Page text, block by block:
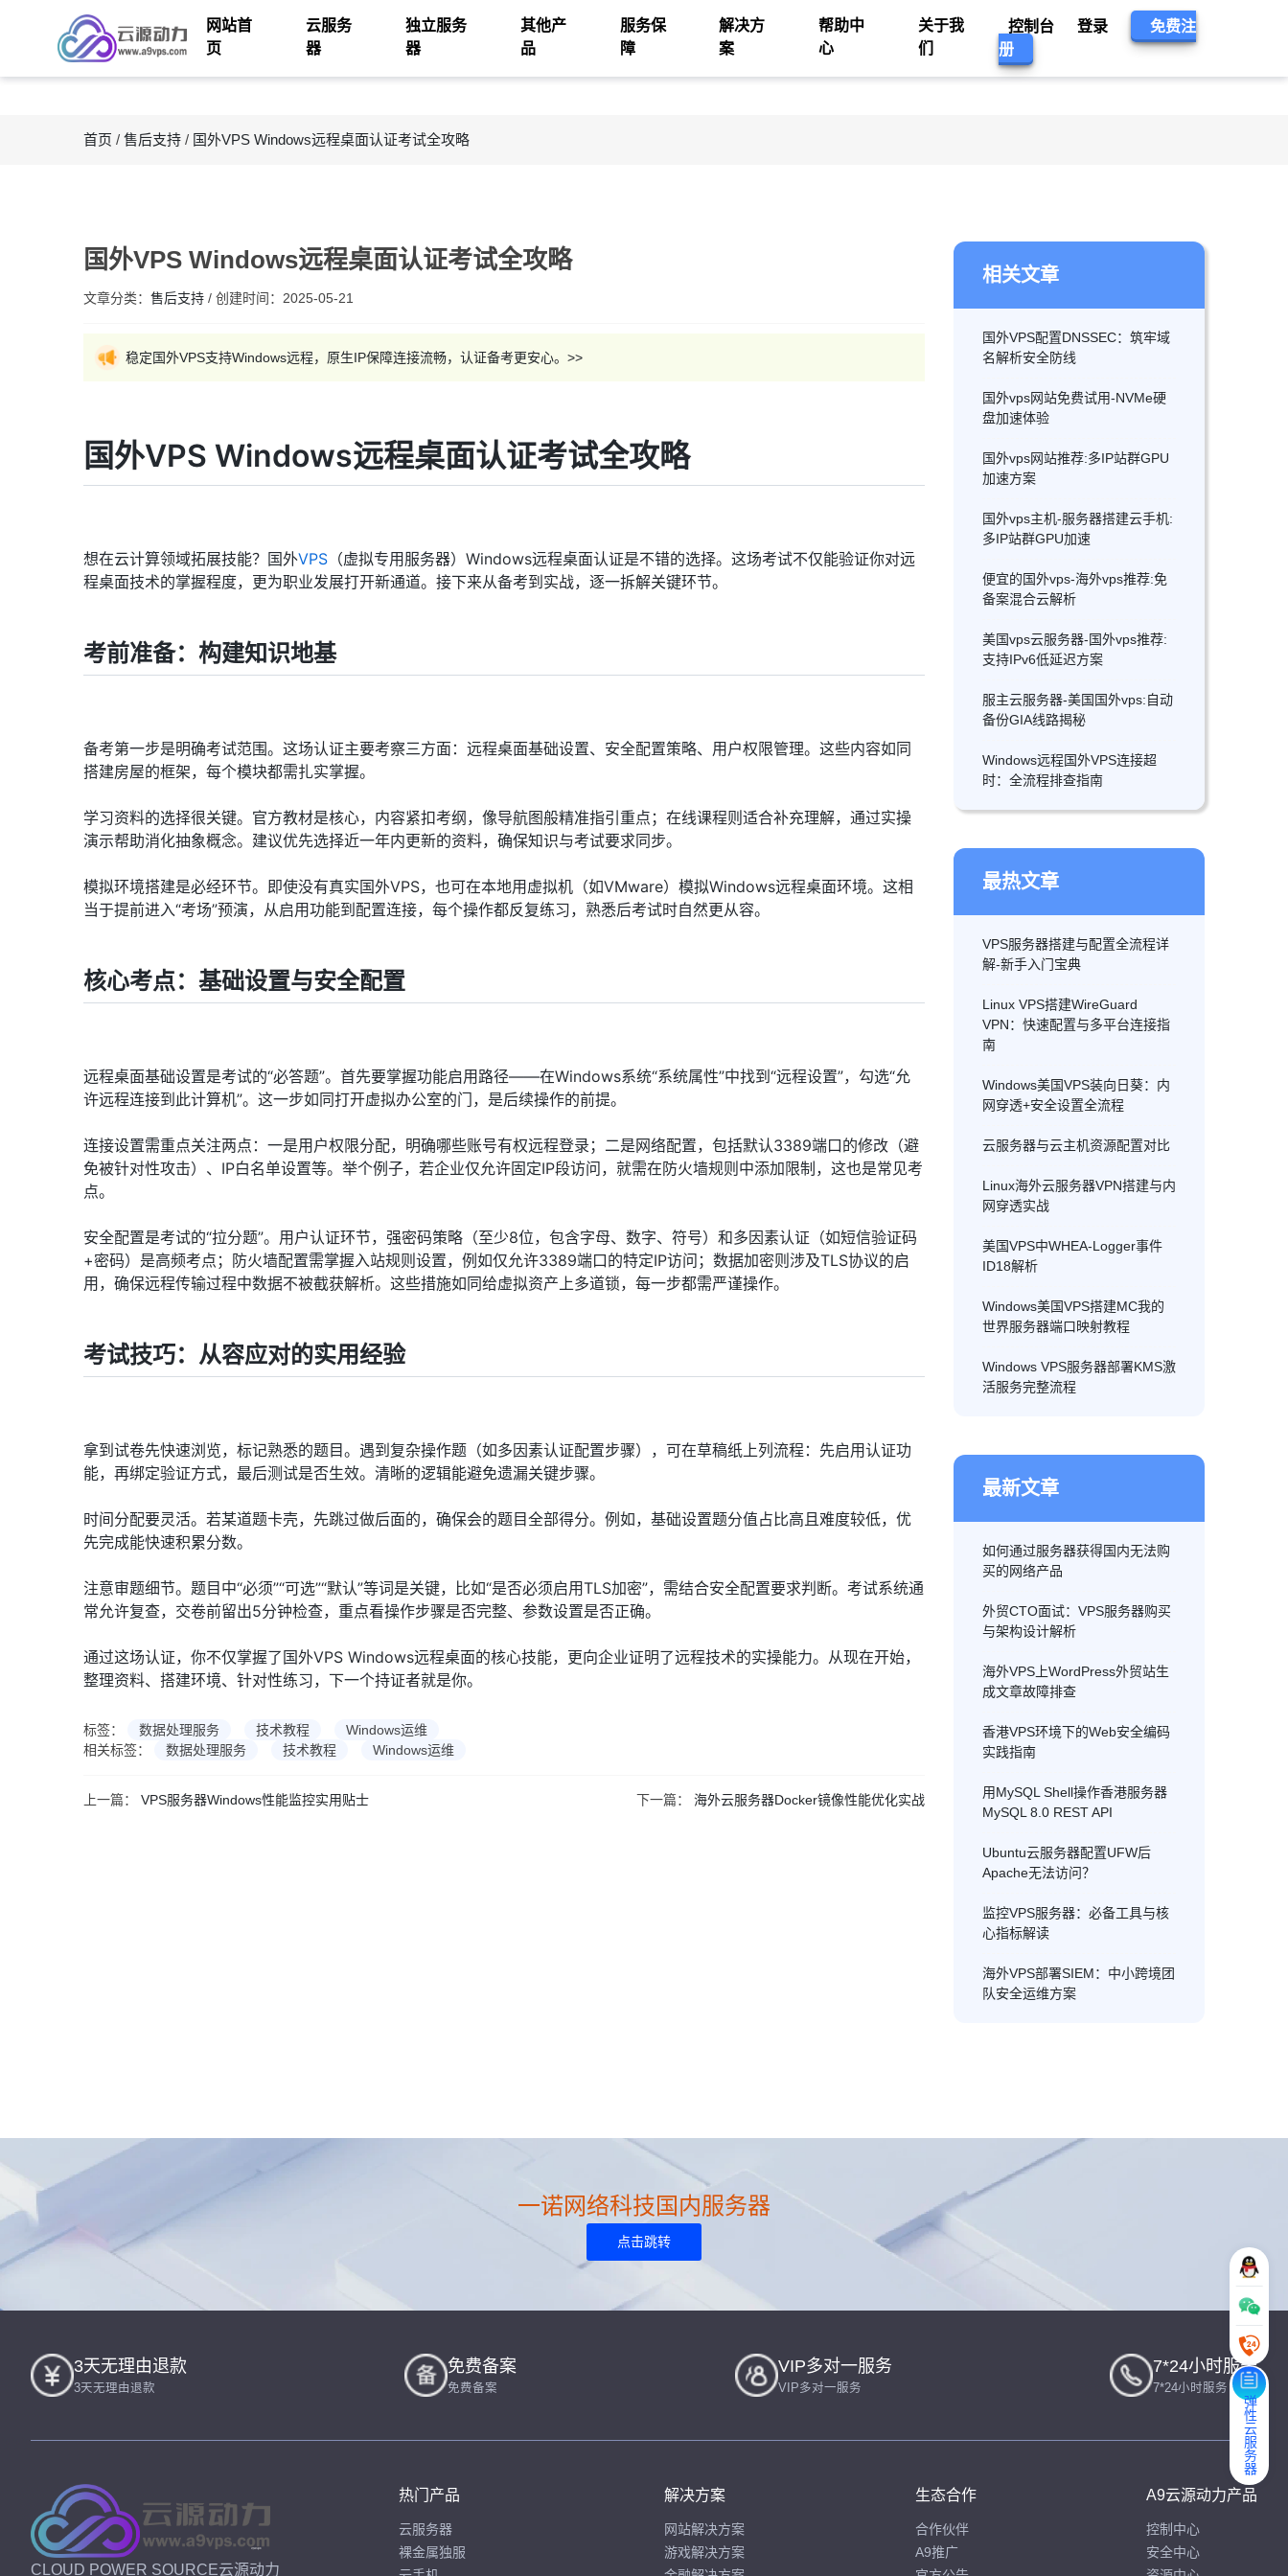
网站首
页
云服务
器
独立服务
器
其他产
品
服务保
障
解决方
案
帮助中
心
关于我
们
控制台 登录
免费注
册
首页 / 售后支持 / 国外VPS Windows远程桌面认证考试全攻略
国外VPS Windows远程桌面认证考试全攻略
文章分类： 售后支持 / 创建时间： 2025-05-21
稳定国外VPS支持Windows远程，原生IP保障连接流畅，认证备考更安心。>>
国外VPS Windows远程桌面认证考试全攻略
想在云计算领域拓展技能？国外VPS （虚拟专用服务器）Windows远程桌面认证是不错的选择。这场考试不仅能验证你对远
程桌面技术的掌握程度，更为职业发展打开新通道。接下来从备考到实战，逐一拆解关键环节。
考前准备：构建知识地基
备考第一步是明确考试范围。这场认证主要考察三方面：远程桌面基础设置、安全配置策略、用户权限管理。这些内容如同
搭建房屋的框架，每个模块都需扎实掌握。
学习资料的选择很关键。官方教材是核心，内容紧扣考纲，像导航图般精准指引重点；在线课程则适合补充理解，通过实操
演示帮助消化抽象概念。建议优先选择近一年内更新的资料，确保知识与考试要求同步。
模拟环境搭建是必经环节。即使没有真实国外VPS，也可在本地用虚拟机（如VMware）模拟Windows远程桌面环境。这相
当于提前进入“考场”预演，从启用功能到配置连接，每个操作都反复练习，熟悉后考试时自然更从容。
核心考点：基础设置与安全配置
远程桌面基础设置是考试的“必答题”。首先要掌握功能启用路径——在Windows系统“系统属性”中找到“远程设置”，勾选“允
许远程连接到此计算机”。这一步如同打开虚拟办公室的门，是后续操作的前提。
连接设置需重点关注两点：一是用户权限分配，明确哪些账号有权远程登录；二是网络配置，包括默认3389端口的修改（避
免被针对性攻击）、IP白名单设置等。举个例子，若企业仅允许固定IP段访问，就需在防火墙规则中添加限制，这也是常见考
点。
安全配置是考试的“拉分题”。用户认证环节，强密码策略（至少8位，包含字母、数字、符号）和多因素认证（如短信验证码
+密码）是高频考点；防火墙配置需掌握入站规则设置，例如仅允许3389端口的特定IP访问；数据加密则涉及TLS协议的启
用，确保远程传输过程中数据不被截获解析。这些措施如同给虚拟资产上多道锁，每一步都需严谨操作。
考试技巧：从容应对的实用经验
拿到试卷先快速浏览，标记熟悉的题目。遇到复杂操作题（如多因素认证配置步骤），可在草稿纸上列流程：先启用认证功
能，再绑定验证方式，最后测试是否生效。清晰的逻辑能避免遗漏关键步骤。
时间分配要灵活。若某道题卡壳，先跳过做后面的，确保会的题目全部得分。例如，基础设置题分值占比高且难度较低，优
先完成能快速积累分数。
注意审题细节。题目中“必须”“可选”“默认”等词是关键，比如“是否必须启用TLS加密”，需结合安全配置要求判断。考试系统通
常允许复查，交卷前留出5分钟检查，重点看操作步骤是否完整、参数设置是否正确。
通过这场认证，你不仅掌握了国外VPS Windows远程桌面的核心技能，更向企业证明了远程技术的实操能力。从现在开始，
整理资料、搭建环境、针对性练习，下一个持证者就是你。
标签： 数据处理服务 技术教程
Windows运维
相关标签：
数据处理服务 技术教程 Windows运维
上一篇： VPS服务器Windows性能监控实用贴士 下一篇： 海外云服务器Docker镜像性能优化实战
相关文章
国外VPS配置DNSSEC：筑牢域
名解析安全防线
国外vps网站免费试用-NVMe硬
盘加速体验
国外vps网站推荐:多IP站群GPU
加速方案
国外vps主机-服务器搭建云手机:
多IP站群GPU加速
便宜的国外vps-海外vps推荐:免
备案混合云解析
美国vps云服务器-国外vps推荐:
支持IPv6低延迟方案
服主云服务器-美国国外vps:自动
备份GIA线路揭秘
Windows远程国外VPS连接超
时：全流程排查指南
最热文章
VPS服务器搭建与配置全流程详
解-新手入门宝典
Linux VPS搭建WireGuard
VPN：快速配置与多平台连接指
南
Windows美国VPS装向日葵：内
网穿透+安全设置全流程
云服务器与云主机资源配置对比
Linux海外云服务器VPN搭建与内
网穿透实战
美国VPS中WHEA-Logger事件
ID18解析
Windows美国VPS搭建MC我的
世界服务器端口映射教程
Windows VPS服务器部署KMS激
活服务完整流程
最新文章
如何通过服务器获得国内无法购
买的网络产品
外贸CTO面试：VPS服务器购买
与架构设计解析
海外VPS上WordPress外贸站生
成文章故障排查
香港VPS环境下的Web安全编码
实践指南
用MySQL Shell操作香港服务器
MySQL 8.0 REST API
Ubuntu云服务器配置UFW后
Apache无法访问？
监控VPS服务器：必备工具与核
心指标解读
海外VPS部署SIEM：中小跨境团
队安全运维方案
弹性云服务器
一诺网络科技国内服务器
点击跳转
3天无理由退款
3天无理由退款
免费备案
免费备案
VIP多对一服务
VIP多对一服务
7*24小时服务
7*24小时服务
CLOUD POWER SOURCE云源动力
热门产品
云服务器
裸金属独服
解决方案
网站解决方案
游戏解决方案
生态合作
合作伙伴
A9推广
A9云源动力产品
控制中心
安全中心